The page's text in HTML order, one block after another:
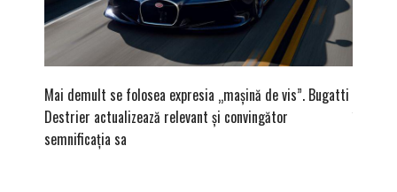
Mai demult se folosea expresia „mașină de vis”. Bugatti
Destrier actualizează relevant și convingător
semnificația sa